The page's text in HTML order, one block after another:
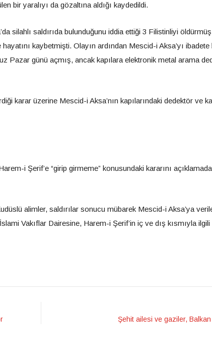
bir yaralıyı da gözaltına aldığı kaydedildi.
silahlı saldırıda bulunduğunu iddia ettiği 3 Filistinliyi
kaybetmişti. Olayın ardından Mescid-i Aksa’yı ibadete
Pazar günü açmış, ancak kapılara elektronik metal arama
karar üzerine Mescid-i Aksa’nın kapılarındaki dedektör ve
i Şerif’e “girip girmeme” konusundaki kararını
alimler, saldırılar sonucu mübarek Mescid-i Aksa’ya
Vakıflar Dairesine, Harem-i Şerif’in iç ve dış kısmıyla ilgili
Şehit ailesi ve gaziler, Balkan